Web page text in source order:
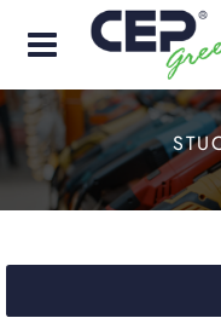
Open